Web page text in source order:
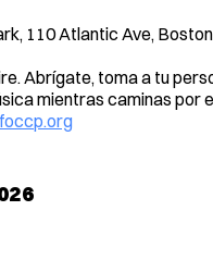
110 Atlantic Ave,
Abrígate, toma a tu
mientras caminas por